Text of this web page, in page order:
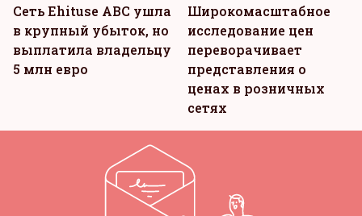
Сеть Ehituse ABC ушла
в крупный убыток, но
выплатила владельцу
5 млн евро
Широкомасштабное
исследование цен
переворачивает
представления о
ценах в розничных
сетях